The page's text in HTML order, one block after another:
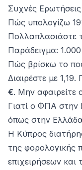
Συχνές Ερωτήσεις
Πώς υπολογίζω
Πολλαπλασιάστε
Παράδειγμα:
Πώς βρίσκω το
Διαιρέστε με
€. Μην αφαιρείτε
Γιατί ο ΦΠΑ στην
όπως στην
Η Κύπρος
της φορολογικής
επιχειρήσεων